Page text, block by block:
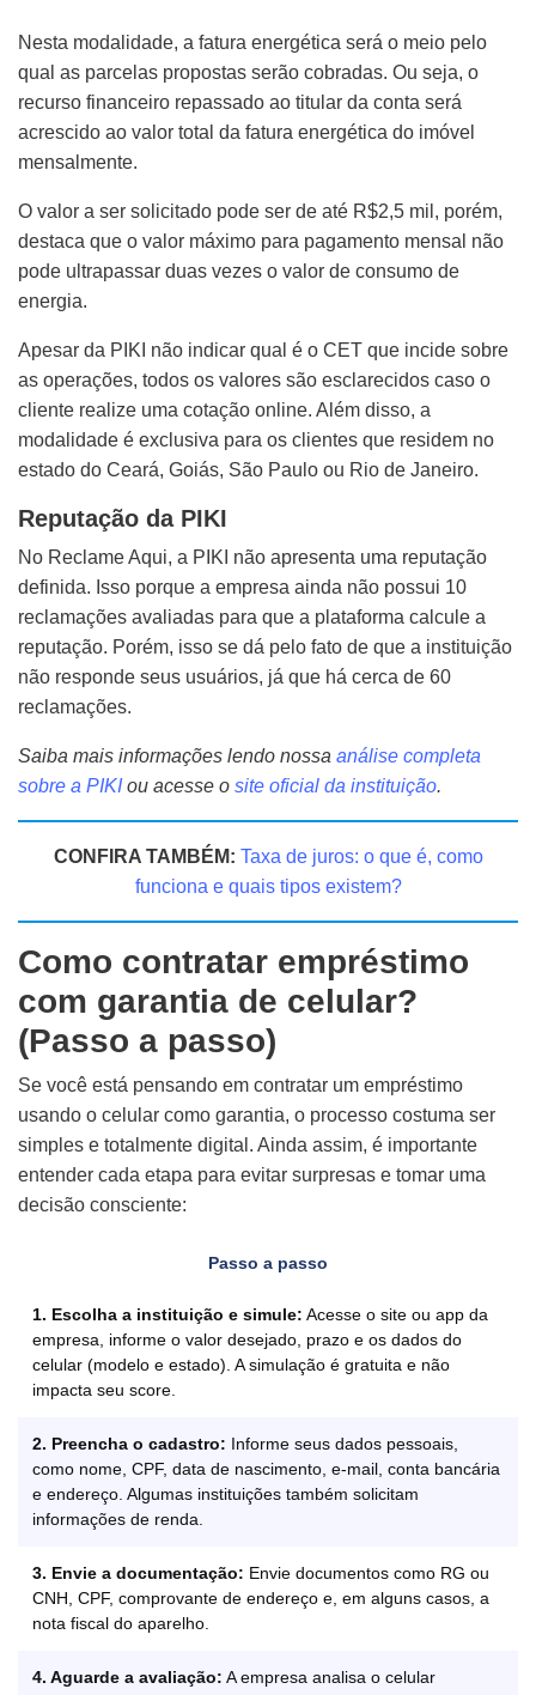
Nesta modalidade, a fatura energética será o meio pelo
qual as parcelas propostas serão cobradas. Ou seja, o
recurso financeiro repassado ao titular da conta será
acrescido ao valor total da fatura energética do imóvel
mensalmente.
O valor a ser solicitado pode ser de até R$2,5 mil, porém,
destaca que o valor máximo para pagamento mensal não
pode ultrapassar duas vezes o valor de consumo de
energia.
Apesar da PIKI não indicar qual é o CET que incide sobre
as operações, todos os valores são esclarecidos caso o
cliente realize uma cotação online. Além disso, a
modalidade é exclusiva para os clientes que residem no
estado do Ceará, Goiás, São Paulo ou Rio de Janeiro.
Reputação da PIKI
No Reclame Aqui, a PIKI não apresenta uma reputação
definida. Isso porque a empresa ainda não possui 10
reclamações avaliadas para que a plataforma calcule a
reputação. Porém, isso se dá pelo fato de que a instituição
não responde seus usuários, já que há cerca de 60
reclamações.
Saiba mais informações lendo nossa análise completa
sobre a PIKI ou acesse o site oficial da instituição.
CONFIRA TAMBÉM: Taxa de juros: o que é, como
funciona e quais tipos existem?
Como contratar empréstimo
com garantia de celular?
(Passo a passo)
Se você está pensando em contratar um empréstimo
usando o celular como garantia, o processo costuma ser
simples e totalmente digital. Ainda assim, é importante
entender cada etapa para evitar surpresas e tomar uma
decisão consciente:
Passo a passo
1. Escolha a instituição e simule: Acesse o site ou app da
empresa, informe o valor desejado, prazo e os dados do
celular (modelo e estado). A simulação é gratuita e não
impacta seu score.
2. Preencha o cadastro: Informe seus dados pessoais,
como nome, CPF, data de nascimento, e-mail, conta bancária
e endereço. Algumas instituições também solicitam
informações de renda.
3. Envie a documentação: Envie documentos como RG ou
CNH, CPF, comprovante de endereço e, em alguns casos, a
nota fiscal do aparelho.
4. Aguarde a avaliação: A empresa analisa o celular